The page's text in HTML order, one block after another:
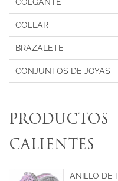
COLLAR
BRAZALETE
CONJUNTOS DE JOYAS
PRODUCTOS
CALIENTES